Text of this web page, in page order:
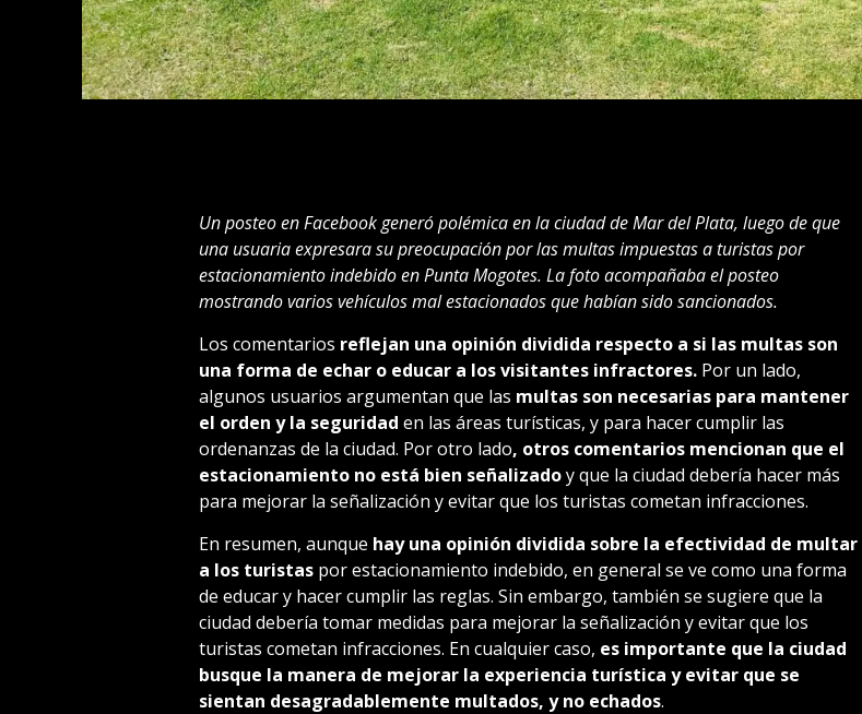
Un posteo en Facebook generó polémica en la ciudad de Mar del Plata, luego de que
una usuaria expresara su preocupación por las multas impuestas a turistas por
estacionamiento indebido en Punta Mogotes. La foto acompañaba el posteo
mostrando varios vehículos mal estacionados que habían sido sancionados.
Los comentarios reflejan una opinión dividida respecto a si las multas son
una forma de echar o educar a los visitantes infractores.Por un lado,
algunos usuarios argumentan que las multas son necesarias para mantener
el orden y la seguridad en las áreas turísticas, y para hacer cumplir las
ordenanzas de la ciudad. Por otro lado, otros comentarios mencionan que el
estacionamiento no está bien señalizadoy que la ciudad debería hacer más
para mejorar la señalización y evitar que los turistas cometan infracciones.
En resumen, aunque hay una opinión dividida sobre la efectividad de multar
a los turistaspor estacionamiento indebido, en general se ve como una forma
de educar y hacer cumplir las reglas. Sin embargo, también se sugiere que la
ciudad debería tomar medidas para mejorar la señalización y evitar que los
turistas cometan infracciones. En cualquier caso, es importante que la ciudad
busque la manera de mejorar la experiencia turística y evitar que se
sientan desagradablemente multados, y no echados.